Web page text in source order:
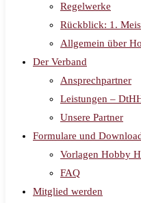
Regelwerke
Rückblick: 1.
Allgemein über
Der Verband
Ansprechpartner
Leistungen –
Unsere Partner
Formulare und
Vorlagen Hobby
FAQ
Mitglied werden